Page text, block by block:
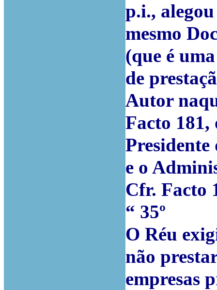
p.i.,
mesmo
(que é
de
Autor
Facto 181,
Presidente
e o
Cfr. Facto
“ 35º
O Réu
não
empresas